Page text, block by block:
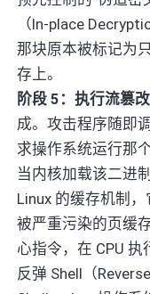
（In-place
那块原本被标记为
存上。
阶段 5：执行流篡
成。攻击程序随即
求操作系统运行那
当内核加载该二进
Linux 的缓存机制
被严重污染的页缓
心指令，在 CPU
反弹 Shell（